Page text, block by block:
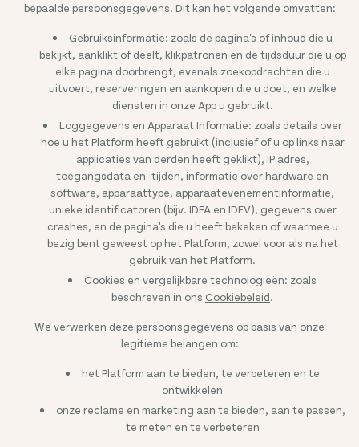
bepaalde persoonsgegevens. Dit kan het volgende omvatten:
Gebruiksinformatie: zoals de pagina's of inhoud die u
bekijkt, aanklikt of deelt, klikpatronen en de tijdsduur die u op
elke pagina doorbrengt, evenals zoekopdrachten die u
uitvoert, reserveringen en aankopen die u doet, en welke
diensten in onze App u gebruikt.
Loggegevens en Apparaat Informatie: zoals details over
hoe u het Platform heeft gebruikt (inclusief of u op links naar
applicaties van derden heeft geklikt), IP adres,
toegangsdata en -tijden, informatie over hardware en
software, apparaattype, apparaatevenementinformatie,
unieke identificatoren (bijv. IDFA en IDFV), gegevens over
crashes, en de pagina's die u heeft bekeken of waarmee u
bezig bent geweest op het Platform, zowel voor als na het
gebruik van het Platform.
Cookies en vergelijkbare technologieën: zoals
beschreven in ons Cookiebeleid.
We verwerken deze persoonsgegevens op basis van onze
legitieme belangen om:
het Platform aan te bieden, te verbeteren en te
ontwikkelen
onze reclame en marketing aan te bieden, aan te passen,
te meten en te verbeteren